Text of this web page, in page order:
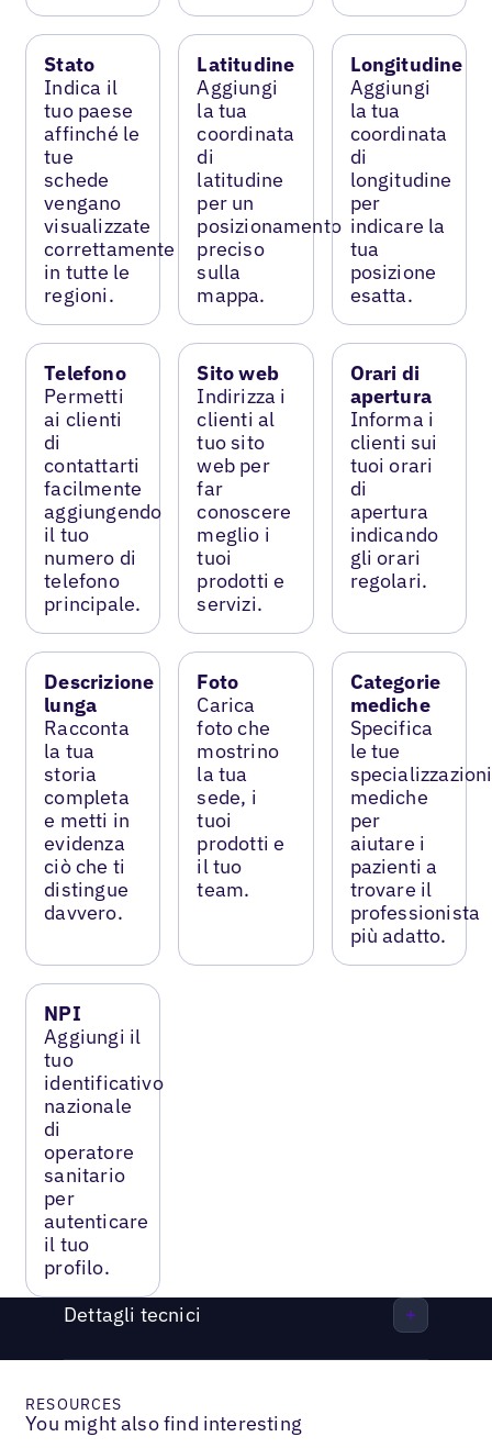
Stato
Indica il
tuo paese
affinché le
tue
schede
vengano
visualizzate
correttamente
in tutte le
regioni.
Latitudine
Aggiungi
la tua
coordinata
di
latitudine
per un
posizionamento
preciso
sulla
mappa.
Longitudine
Aggiungi
la tua
coordinata
di
longitudine
per
indicare la
tua
posizione
esatta.
Telefono
Permetti
ai clienti
di
contattarti
facilmente
aggiungendo
il tuo
numero di
telefono
principale.
Sito web
Indirizza i
clienti al
tuo sito
web per
far
conoscere
meglio i
tuoi
prodotti e
servizi.
Orari di
apertura
Informa i
clienti sui
tuoi orari
di
apertura
indicando
gli orari
regolari.
Descrizione
lunga
Racconta
la tua
storia
completa
e metti in
evidenza
ciò che ti
distingue
davvero.
Foto
Carica
foto che
mostrino
la tua
sede, i
tuoi
prodotti e
il tuo
team.
Categorie
mediche
Specifica
le tue
specializzazioni
mediche
per
aiutare i
pazienti a
trovare il
professionista
più adatto.
NPI
Aggiungi il
tuo
identificativo
nazionale
di
operatore
sanitario
per
autenticare
il tuo
profilo.
Dettagli tecnici
RESOURCES
You might also find interesting